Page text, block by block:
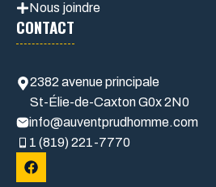
Nous joindre
CONTACT
2382 avenue principale
St-Élie-de-Caxton G0x 2N0
info@auventprudhomme.com
1 (819) 221-7770